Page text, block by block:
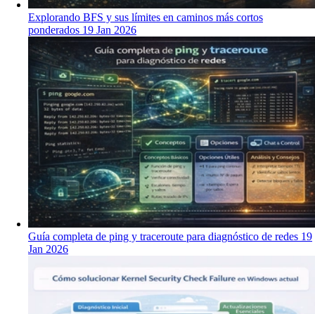
Explorando BFS y sus límites en caminos más cortos
ponderados 19 Jan 2026
Guía completa de ping y traceroute para diagnóstico de redes 19
Jan 2026